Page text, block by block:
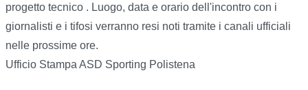
progetto tecnico . Luogo, data e orario dell'incontro con i
giornalisti e i tifosi verranno resi noti tramite i canali ufficiali
nelle prossime ore.
Ufficio Stampa ASD Sporting Polistena